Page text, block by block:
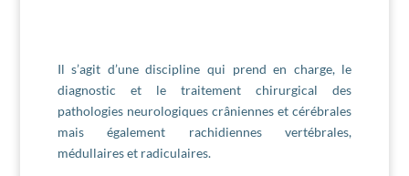
Il s’agit d’une discipline qui prend en charge, le
diagnostic et le traitement chirurgical des
pathologies neurologiques crâniennes et cérébrales
mais également rachidiennes vertébrales,
médullaires et radiculaires.